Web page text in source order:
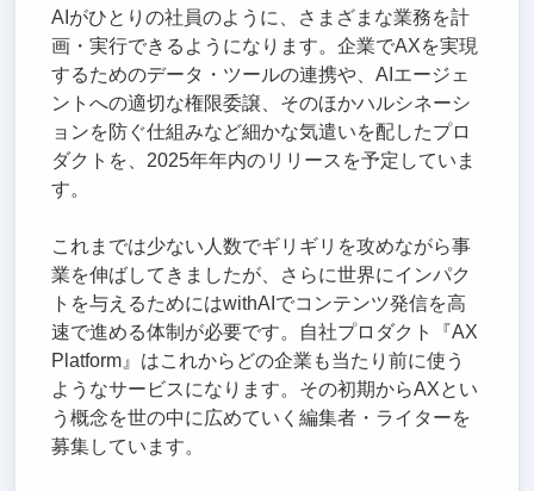
AIがひとりの社員のように、さまざまな業務を計
画・実行できるようになります。企業でAXを実現
するためのデータ・ツールの連携や、AIエージェ
ントへの適切な権限委譲、そのほかハルシネーシ
ョンを防ぐ仕組みなど細かな気遣いを配したプロ
ダクトを、2025年年内のリリースを予定していま
す。
これまでは少ない人数でギリギリを攻めながら事
業を伸ばしてきましたが、さらに世界にインパク
トを与えるためにはwithAIでコンテンツ発信を高
速で進める体制が必要です。自社プロダクト『AX
Platform』はこれからどの企業も当たり前に使う
ようなサービスになります。その初期からAXとい
う概念を世の中に広めていく編集者・ライターを
募集しています。